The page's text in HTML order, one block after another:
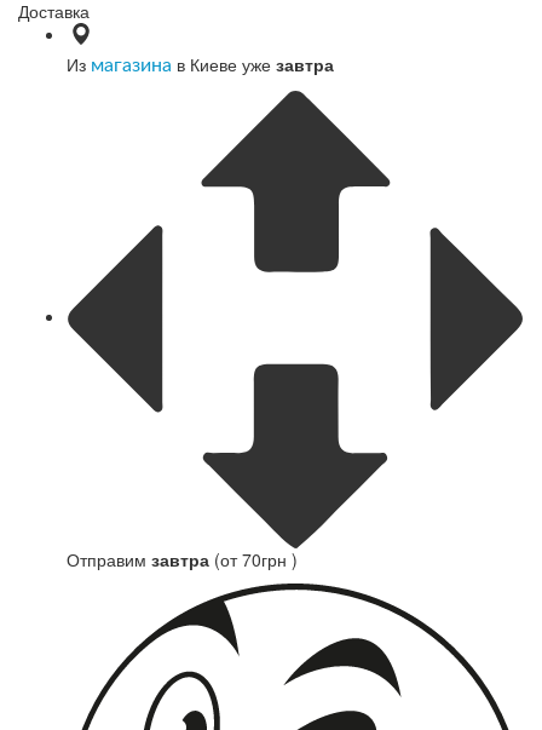
Доставка
Из магазина в Киеве уже завтра
Отправим завтра (от 70грн )